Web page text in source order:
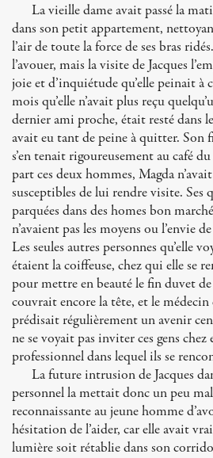
La vieille dame avait passé la
dans son petit appartement,
l’air de toute la force de ses bras
l’avouer, mais la visite de Jacques
joie et d’inquiétude qu’elle peinait à
mois qu’elle n’avait plus reçu
dernier ami proche, était resté dans
avait eu tant de peine à quitter. Son
s’en tenait rigoureusement au café
part ces deux hommes, Magda
susceptibles de lui rendre visite. Ses
parquées dans des homes bon
n’avaient pas les moyens ou l’envie
Les seules autres personnes qu’elle
étaient la coiffeuse, chez qui elle se
pour mettre en beauté le fin duvet
couvrait encore la tête, et le
prédisait régulièrement un avenir
ne se voyait pas inviter ces gens
professionnel dans lequel ils se
La future intrusion de Jacques
personnel la mettait donc un peu
reconnaissante au jeune homme
hésitation de l’aider, car elle avait
lumière soit rétablie dans son